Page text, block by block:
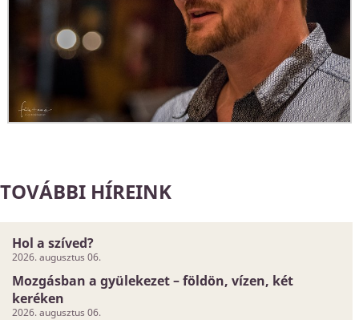
TOVÁBBI HÍREINK
Hol a szíved?
2026. augusztus 06.
Mozgásban a gyülekezet – földön, vízen, két
keréken
2026. augusztus 06.